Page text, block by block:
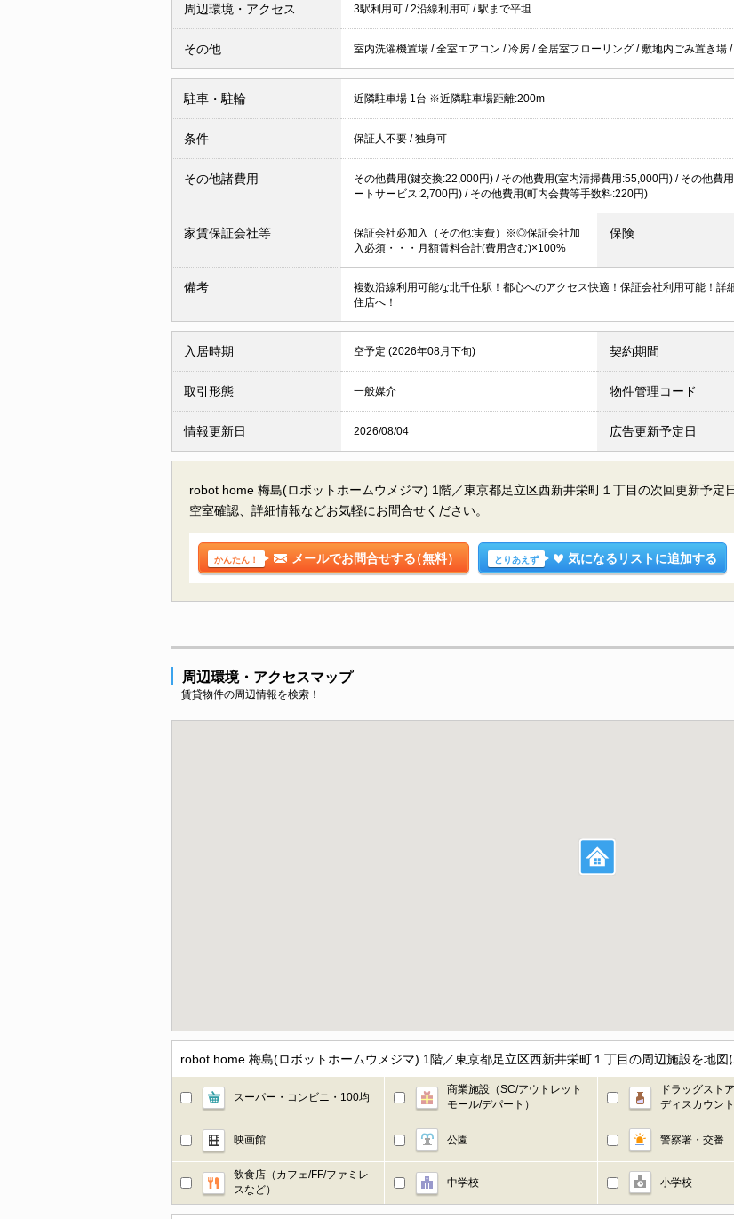
周辺環境・アクセス 3駅利用可 /2沿線利用可 /駅まで平坦
その他 室内洗濯機置場 /全室エアコン /冷房 /全居室フローリング /敷地内ごみ置き場 /
駐車・駐輪 近隣駐車場 1台 ※近隣駐車場距離:200m
条件 保証人不要 /独身可
その他諸費用
その他費用(鍵交換:22,000円) / その他費用(室内清掃費用:55,000円) / その他費
ートサービス:2,700円) / その他費用(町内会費等手数料:220円)
家賃保証会社等
保証会社必加入（その他:実費）※◎保証会社加
入必須・・・月額賃料合計(費用含む)×100%
保険
備考
複数沿線利用可能な北千住駅！都心へのアクセス快適！保証会社利用可能！
住店へ！
入居時期 空予定 (2026年08月下旬) 契約期間
取引形態 一般媒介 物件管理コード
情報更新日 2026/08/04 広告更新予定日
robot home 梅島(ロボットホームウメジマ) 1階／東京都足立区西新井栄町１丁目の次回更新予定
空室確認、詳細情報などお気軽にお問合せください。
かんたん！ メールでお問合せする（無料） とりあえず 気になるリストに追加する
周辺環境・アクセスマップ
賃貸物件の周辺情報を検索！
robot home 梅島(ロボットホームウメジマ) 1階／東京都足立区西新井栄町１丁目の周辺施設を地図
スーパー・コンビニ・100均
商業施設（SC/アウトレット
モール/デパート）
ドラッグストア
ディスカウン
映画館 公園 警察署・交番
飲食店（カフェ/FF/ファミレ
スなど）
中学校 小学校